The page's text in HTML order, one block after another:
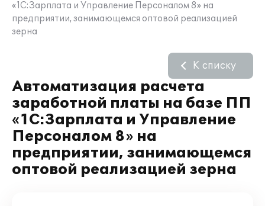
«1С:Зарплата и Управление Персоналом 8» на
предприятии, занимающемся оптовой реализацией
зерна
Автоматизация расчета
заработной платы на базе ПП
«1С:Зарплата и Управление
Персоналом 8» на
предприятии, занимающемся
оптовой реализацией зерна
К списку